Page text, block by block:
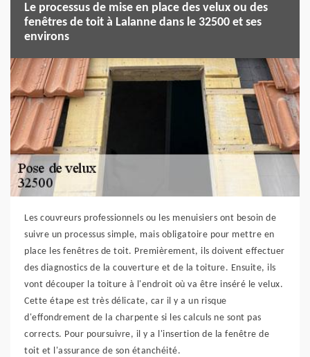
Le processus de mise en place des velux ou des
fenêtres de toit à Lalanne dans le 32500 et ses
environs
Les couvreurs professionnels ou les menuisiers ont besoin de
suivre un processus simple, mais obligatoire pour mettre en
place les fenêtres de toit. Premièrement, ils doivent effectuer
des diagnostics de la couverture et de la toiture. Ensuite, ils
vont découper la toiture à l'endroit où va être inséré le velux.
Cette étape est très délicate, car il y a un risque
d'effondrement de la charpente si les calculs ne sont pas
corrects. Pour poursuivre, il y a l'insertion de la fenêtre de
toit et l'assurance de son étanchéité.